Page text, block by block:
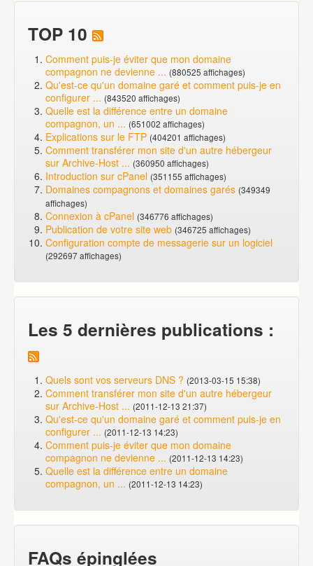
TOP 10
Comment puis-je éviter que mon domaine
compagnon ne devienne ... (880525 affichages)
Qu'est-ce qu'un domaine garé et comment puis-je en
configurer ... (843520 affichages)
Quelle est la différence entre un domaine
compagnon, un ... (651002 affichages)
Explications sur le FTP (404201 affichages)
Comment transférer mon site d'un autre hébergeur
sur Archive-Host ... (360950 affichages)
Introduction sur cPanel (351155 affichages)
Domaines compagnons et domaines garés (349349
affichages)
Connexion à cPanel (346776 affichages)
Publication de votre site web (346725 affichages)
Configuration compte de messagerie sur un logiciel
(292697 affichages)
Les 5 dernières publications :
Quels sont vos serveurs DNS ? (2013-03-15 15:38)
Comment transférer mon site d'un autre hébergeur
sur Archive-Host ... (2011-12-13 21:37)
Qu'est-ce qu'un domaine garé et comment puis-je en
configurer ... (2011-12-13 14:23)
Comment puis-je éviter que mon domaine
compagnon ne devienne ... (2011-12-13 14:23)
Quelle est la différence entre un domaine
compagnon, un ... (2011-12-13 14:23)
FAQs épinglées